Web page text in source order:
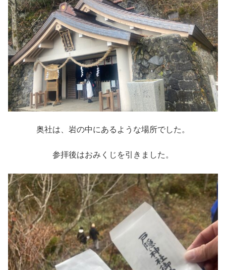
奥社は、岩の中にあるような場所でした。
参拝後はおみくじを引きました。